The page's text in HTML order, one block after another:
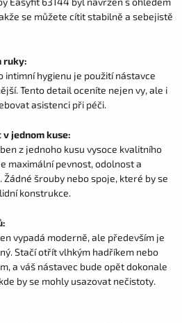
se můžete cítit stabilně a sebejistě
ruky:
intimní hygienu je použití nástavce
Tento detail oceníte nejen vy, ale i
asistenci při péči.
v jednom kuse:
z jednoho kusu vysoce kvalitního
maximální pevnost, odolnost a
šrouby nebo spoje, které by se
konstrukce.
vypadá moderně, ale především je
Stačí otřít vlhkým hadříkem nebo
a váš nástavec bude opět dokonale
by se mohly usazovat nečistoty.